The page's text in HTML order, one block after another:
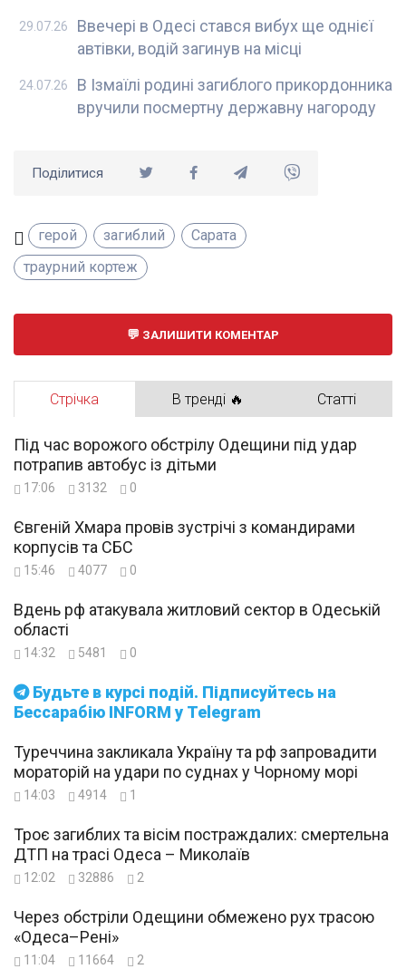
Ввечері в Одесі стався вибух ще однієї
автівки, водій загинув на місці
29.07.26
В Ізмаїлі родині загиблого прикордонника
вручили посмертну державну нагороду
24.07.26
Поділитися
герой загиблий
Сарата
траурний кортеж
ЗАЛИШИТИ КОМЕНТАР
Стрічка В тренді 🔥 Статті
Будьте в курсі подій. Підписуйтесь на
Бессарабію INFORM у Telegram
Під час ворожого обстрілу Одещини під удар
потрапив автобус із дітьми
17:06 3132 0
Євгеній Хмара провів зустрічі з командирами
корпусів та СБС
15:46 4077 0
Вдень рф атакувала житловий сектор в Одеській
області
14:32 5481 0
Туреччина закликала Україну та рф запровадити
мораторій на удари по суднах у Чорному морі
14:03 4914 1
Троє загиблих та вісім постраждалих: смертельна
ДТП на трасі Одеса – Миколаїв
12:02 32886 2
Через обстріли Одещини обмежено рух трасою
«Одеса–Рені»
11:04 11664 2